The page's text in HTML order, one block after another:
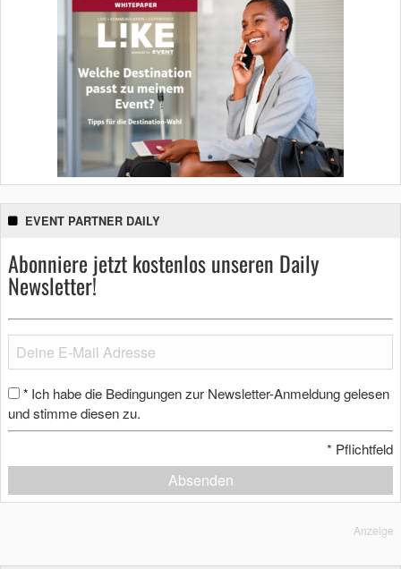
EVENT PARTNER DAILY
Abonniere jetzt kostenlos unseren Daily
Newsletter!
* Ich habe die Bedingungen zur Newsletter-Anmeldung gelesen
und stimme diesen zu.
* Pflichtfeld
Absenden
Anzeige